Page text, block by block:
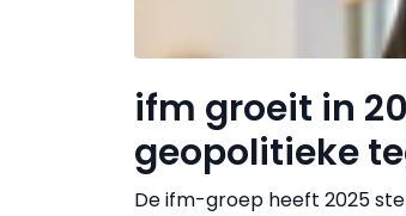
ifm groeit in
geopolitieke
De ifm-groep heeft 2025